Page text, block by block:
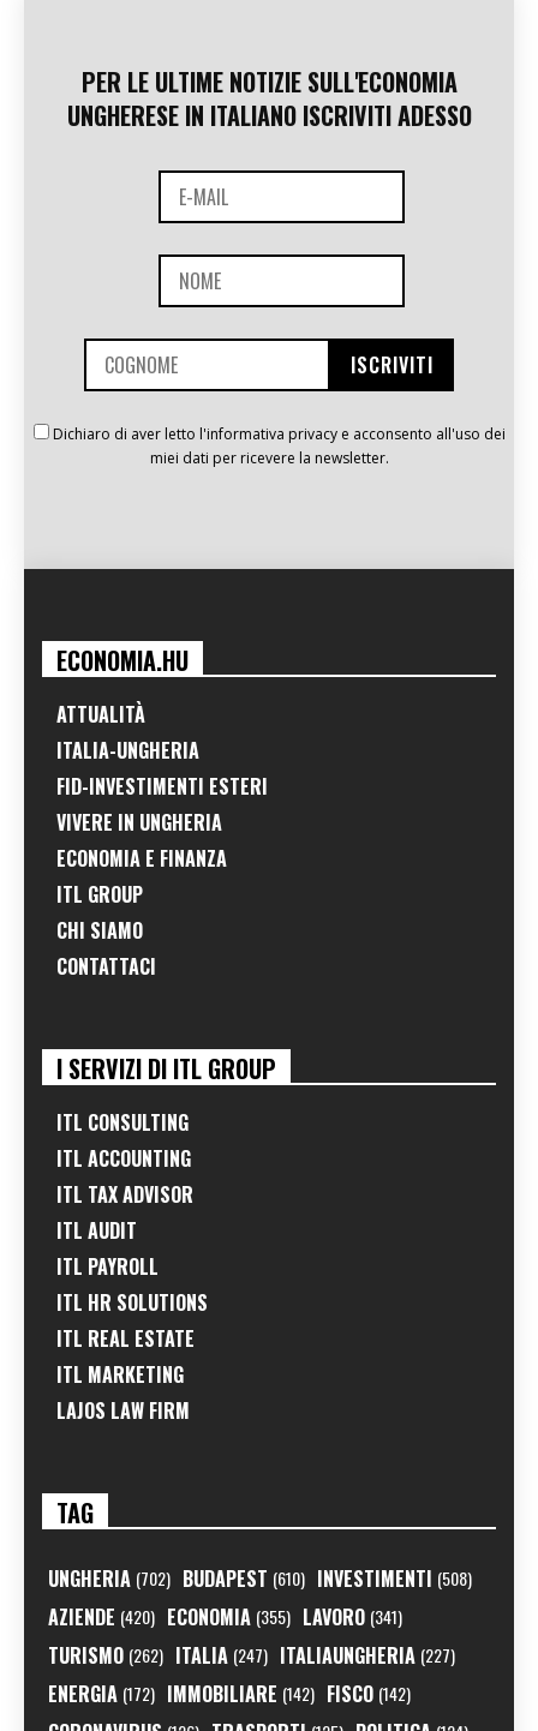
PER LE ULTIME NOTIZIE SULL'ECONOMIA
UNGHERESE IN ITALIANO ISCRIVITI ADESSO
Dichiaro di aver letto l'informativa privacy e acconsento all'uso dei
miei dati per ricevere la newsletter.
ECONOMIA.HU
ATTUALITÀ
ITALIA-UNGHERIA
FID-INVESTIMENTI ESTERI
VIVERE IN UNGHERIA
ECONOMIA E FINANZA
ITL GROUP
CHI SIAMO
CONTATTACI
I SERVIZI DI ITL GROUP
ITL CONSULTING
ITL ACCOUNTING
ITL TAX ADVISOR
ITL AUDIT
ITL PAYROLL
ITL HR SOLUTIONS
ITL REAL ESTATE
ITL MARKETING
LAJOS LAW FIRM
TAG
UNGHERIA (702) BUDAPEST (610) INVESTIMENTI (508)
AZIENDE (420) ECONOMIA (355) LAVORO (341)
TURISMO (262) ITALIA (247) ITALIAUNGHERIA (227)
ENERGIA (172) IMMOBILIARE (142) FISCO (142)